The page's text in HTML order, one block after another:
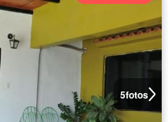
5fotos